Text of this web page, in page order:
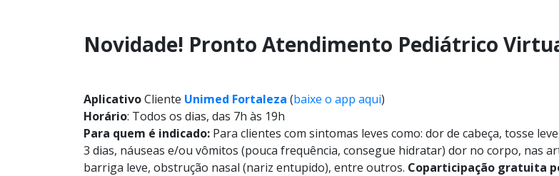
Novidade! Pronto Atendimento Pediátrico
AplicativoCliente Unimed Fortaleza (baixe o app aqui)
Horário: Todos os dias, das 7h às 19h
Para quem é indicado: Para clientes com sintomas leves como: dor de cabeça, tosse
3 dias, náuseas e/ou vômitos (pouca frequência, consegue hidratar) dor no corpo, nas
barriga leve, obstrução nasal (nariz entupido), entre outros. Coparticipação gratuita